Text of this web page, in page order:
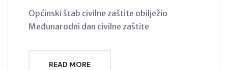
Općinski štab civilne zaštite obilježio
Međunarodni dan civilne zaštite
READ MORE